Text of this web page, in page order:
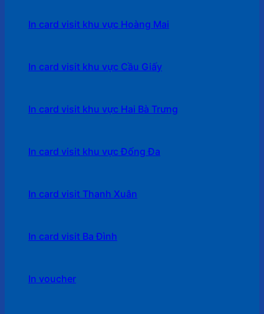
In card visit khu vực Hoàng Mai
In card visit khu vực Cầu Giấy
In card visit khu vực Hai Bà Trưng
In card visit khu vực Đống Đa
In card visit Thanh Xuân
In card visit Ba Đình
In voucher